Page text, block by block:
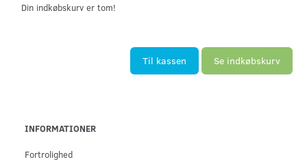
Din indkøbskurv er tom!
Til kassen Se indkøbskurv
INFORMATIONER
Fortrolighed